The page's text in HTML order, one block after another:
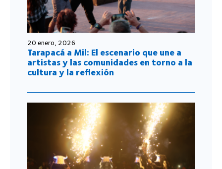
20 enero, 2026
Tarapacá a Mil: El escenario que une a
artistas y las comunidades en torno a la
cultura y la reflexión